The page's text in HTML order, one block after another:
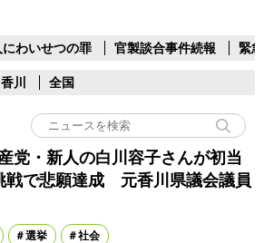
わいせつの罪 官製談合事件続報 緊
香川 全国
・新人の白川容子さんが初当
で悲願達成 元香川県議会議員
選挙 社会